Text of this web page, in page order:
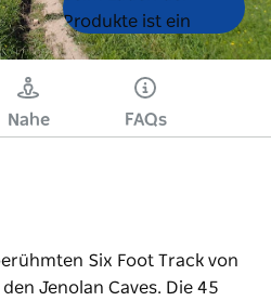
List
List
Produkte ist ein
Fehler aufgetreten.
Bitte versuchen Sie es
später noch einmal.
Nahe FAQs
Six Foot Track von
Jenolan Caves. Die 45